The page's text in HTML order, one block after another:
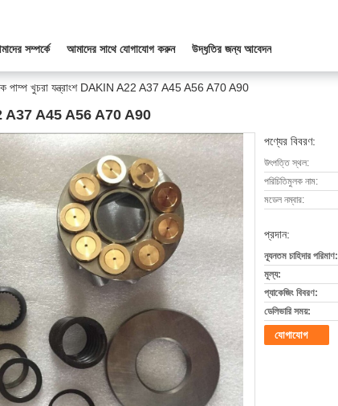
সম্পর্কে আমাদের সাথে যোগাযোগ করুন উদ্ধৃতির জন্য আবেদন
পাম্প খুচরা যন্ত্রাংশ DAKIN A22 A37 A45 A56 A70 A90
A22 A37 A45 A56 A70 A90
পণ্যের বিবরণ:
উৎপত্তি স্থল:
পরিচিতিমুলক নাম:
মডেল নম্বার:
প্রদান:
ন্যূনতম চাহিদার পরিমাণ:
মূল্য:
প্যাকেজিং বিবরণ:
ডেলিভারি সময়:
যোগাযোগ